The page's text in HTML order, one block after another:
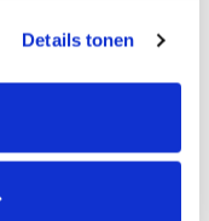
Details tonen